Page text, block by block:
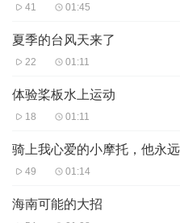
41 01:45
夏季的台风天来了
22 01:11
体验桨板水上运动
18 01:11
骑上我心爱的小摩托，他永
49 01:14
海南可能的大招